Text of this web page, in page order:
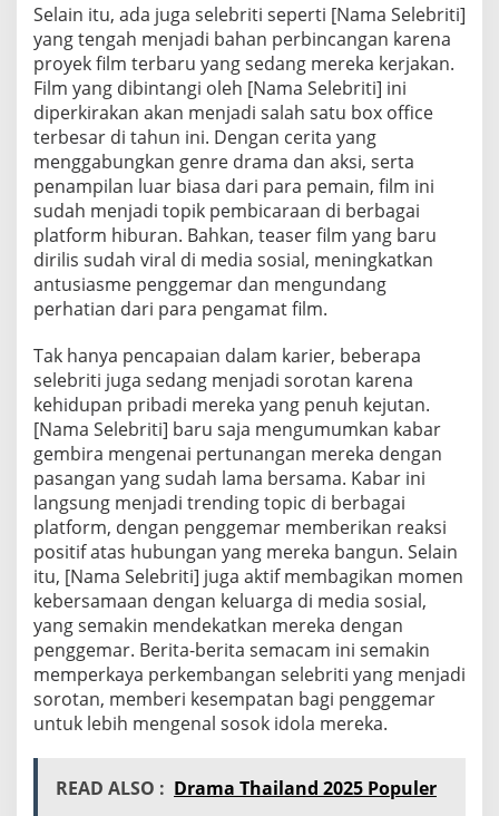
Selain itu, ada juga selebriti seperti [Nama Selebriti]
yang tengah menjadi bahan perbincangan karena
proyek film terbaru yang sedang mereka kerjakan.
Film yang dibintangi oleh [Nama Selebriti] ini
diperkirakan akan menjadi salah satu box office
terbesar di tahun ini. Dengan cerita yang
menggabungkan genre drama dan aksi, serta
penampilan luar biasa dari para pemain, film ini
sudah menjadi topik pembicaraan di berbagai
platform hiburan. Bahkan, teaser film yang baru
dirilis sudah viral di media sosial, meningkatkan
antusiasme penggemar dan mengundang
perhatian dari para pengamat film.
Tak hanya pencapaian dalam karier, beberapa
selebriti juga sedang menjadi sorotan karena
kehidupan pribadi mereka yang penuh kejutan.
[Nama Selebriti] baru saja mengumumkan kabar
gembira mengenai pertunangan mereka dengan
pasangan yang sudah lama bersama. Kabar ini
langsung menjadi trending topic di berbagai
platform, dengan penggemar memberikan reaksi
positif atas hubungan yang mereka bangun. Selain
itu, [Nama Selebriti] juga aktif membagikan momen
kebersamaan dengan keluarga di media sosial,
yang semakin mendekatkan mereka dengan
penggemar. Berita-berita semacam ini semakin
memperkaya perkembangan selebriti yang menjadi
sorotan, memberi kesempatan bagi penggemar
untuk lebih mengenal sosok idola mereka.
READ ALSO : Drama Thailand 2025 Populer